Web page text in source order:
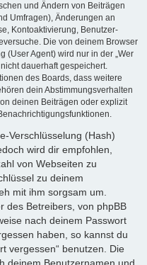
und Ändern von Beiträgen
Umfragen), Änderungen an
Kontoaktivierung, Benutzer-
Die von deinem Browser
(User Agent) wird nur in der „Wer
dauerhaft gespeichert.
des Boards, dass weitere
dein Abstimmungsverhalten
deinen Beiträgen oder explizit
Verschlüsselung (Hash)
wird dir empfohlen,
von Webseiten zu
zu deinem
mit ihm sorgsam um.
des Betreibers, von phpBB
nach deinem Passwort
haben, so kannst du
vergessen“ benutzen. Die